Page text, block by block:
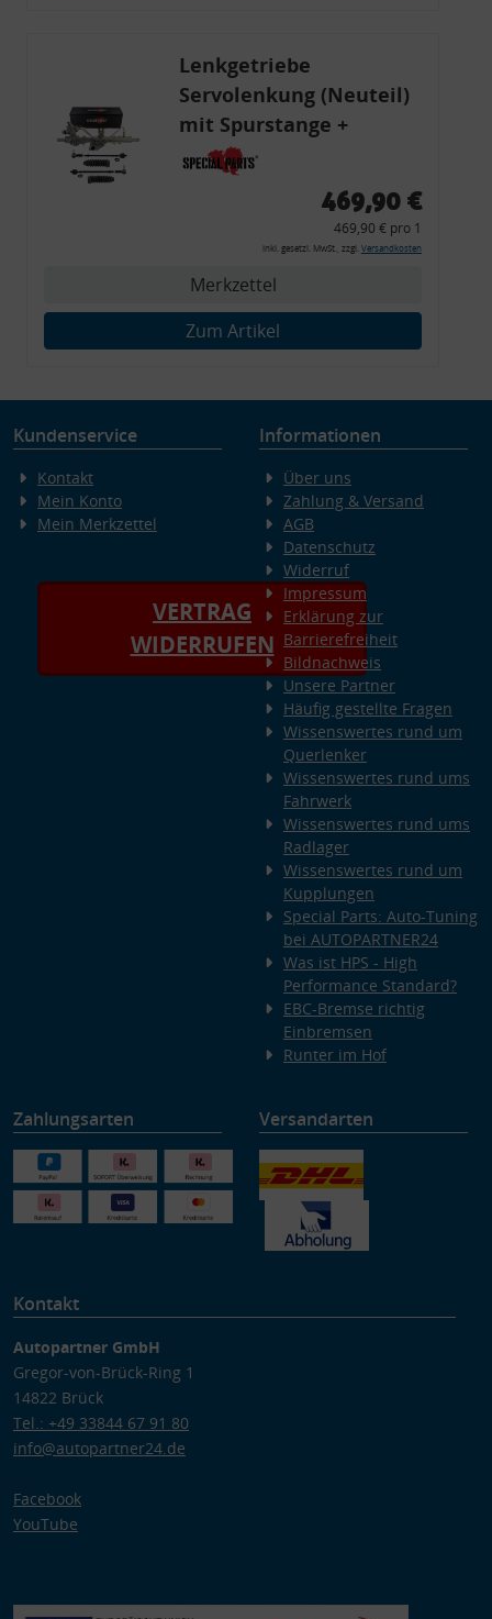
Lenkgetriebe
Servolenkung (Neuteil)
mit Spurstange +
Lenkmanschetten, VW
Golf 1 Cabrio MK1
469,90 €
469,90 € pro 1
inkl. gesetzl. MwSt., zzgl. Versandkosten
Merkzettel
Zum Artikel
Kundenservice
Kontakt
Mein Konto
Mein Merkzettel
VERTRAG
WIDERRUFEN
Informationen
Über uns
Zahlung & Versand
AGB
Datenschutz
Widerruf
Impressum
Erklärung zur
Barrierefreiheit
Bildnachweis
Unsere Partner
Häufig gestellte Fragen
Wissenswertes rund um
Querlenker
Wissenswertes rund ums
Fahrwerk
Wissenswertes rund ums
Radlager
Wissenswertes rund um
Kupplungen
Special Parts: Auto-Tuning
bei AUTOPARTNER24
Was ist HPS - High
Performance Standard?
EBC-Bremse richtig
Einbremsen
Runter im Hof
Zahlungsarten Versandarten
Kontakt
Autopartner GmbH
Gregor-von-Brück-Ring 1
14822 Brück
Tel.: +49 33844 67 91 80
info@autopartner24.de
Facebook
YouTube